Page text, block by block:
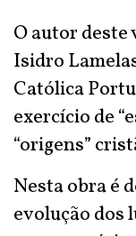
O autor deste
Isidro
Católica
exercício de
“origens”
Nesta obra é
evolução dos